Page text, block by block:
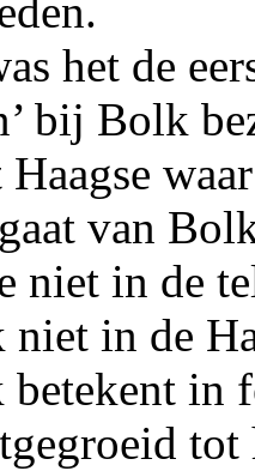
het de
bij Bolk
van
niet in de
in de
betekent in